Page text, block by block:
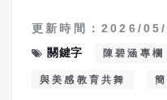
更新時間：2026/
關鍵字
陳碧涵專欄
與美感教育共舞